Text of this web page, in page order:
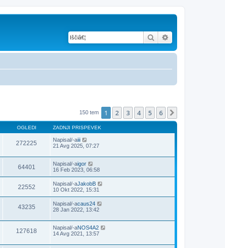
Iskanje
150 tem 1 2 3 4 5 6
OGLEDI ZADNJI PRISPEVEK
272225 Napisal/-aiii
21 Avg 2025, 07:27
64401 Napisal/-aigor
16 Feb 2023, 06:58
22552 Napisal/-aJakobB
10 Okt 2022, 15:31
43235 Napisal/-acaus24
28 Jan 2022, 13:42
127618 Napisal/-aNOS4A2
14 Avg 2021, 13:57